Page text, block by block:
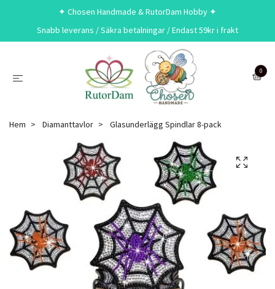
✦ Chosen Handmade & RutorDam Hobby ✦
Snabb leverans / Säkra betalningar / Endast 59kr i frakt
0
Hem Diamanttavlor Glasunderlägg Spindlar 8-pack